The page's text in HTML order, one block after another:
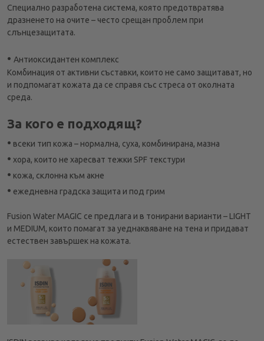
Специално разработена система, която предотвратява
дразненето на очите – често срещан проблем при
слънцезащитата.
• Антиоксидантен комплекс
Комбинация от активни съставки, които не само защитават, но
и подпомагат кожата да се справя със стреса от околната
среда.
За кого е подходящ?
• всеки тип кожа – нормална, суха, комбинирана, мазна
• хора, които не харесват тежки SPF текстури
• кожа, склонна към акне
• ежедневна градска защита и под грим
Fusion Water MAGIC се предлага и в тонирани варианти – LIGHT
и MEDIUM, които помагат за уеднаквяване на тена и придават
естествен завършек на кожата.